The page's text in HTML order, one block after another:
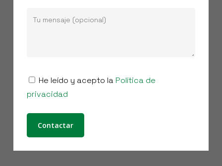
He leído y acepto la Política de
privacidad